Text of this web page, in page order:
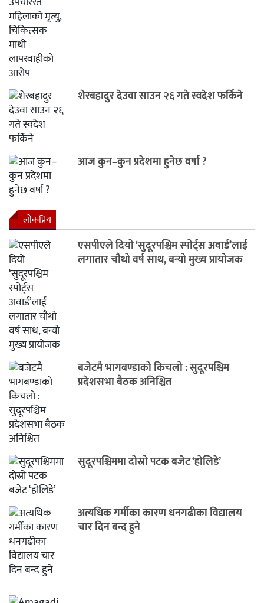
शेरबहादुर देउवा साउन २६ गते स्वदेश फर्किने
आज कुन–कुन प्रदेशमा हुनेछ वर्षा ?
लाेकप्रिय
एसपीएले दियो ‘सुदूरपश्चिम स्पोर्ट्स अवार्ड’लाई
लगातार चौथो वर्ष साथ, बन्यो मुख्य प्रायोजक
बजेटमै भागबण्डाको किचलो : सुदूरपश्चिम
प्रदेशसभा बैठक अनिश्चित
सुदूरपश्चिममा दोस्रो पटक बजेट ‘होलिडे’
अत्यधिक गर्मीका कारण धनगढीका विद्यालय
चार दिन बन्द हुने